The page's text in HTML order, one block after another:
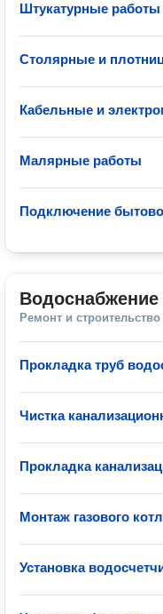
Штукатурные работы
Столярные и
Кабельные и
Малярные работы
Подключение
Водоснабжение
Ремонт и строительство
Прокладка труб
Чистка
Прокладка
Монтаж газового
Установка